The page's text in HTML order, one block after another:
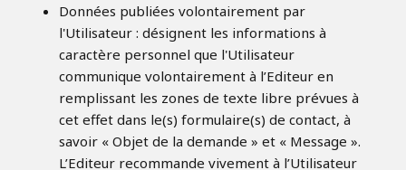
Données publiées volontairement par
l'Utilisateur : désignent les informations à
caractère personnel que l'Utilisateur
communique volontairement à l’Editeur en
remplissant les zones de texte libre prévues à
cet effet dans le(s) formulaire(s) de contact, à
savoir « Objet de la demande » et « Message ».
L’Editeur recommande vivement à l’Utilisateur